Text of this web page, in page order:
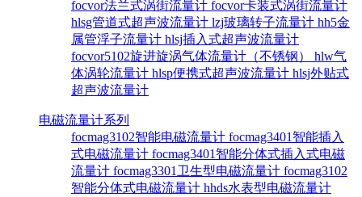
focvor法兰式涡街流量计 focvor卡装式涡街流量计
hlsg管道式超声波流量计 lzj玻璃转子流量计 hh5金
属管浮子流量计 hlsj插入式超声波流量计
focvor5102旋进旋涡气体流量计（不锈钢） hlw气
体涡轮流量计 hlsp便携式超声波流量计 hlsj外贴式
超声波流量计
电磁流量计系列
focmag3102智能电磁流量计 focmag3401智能插入
式电磁流量计 focmag3401智能分体式插入式电磁
流量计 focmag3301卫生型电磁流量计 focmag3102
智能分体式电磁流量计 hhds水表型电磁流量计